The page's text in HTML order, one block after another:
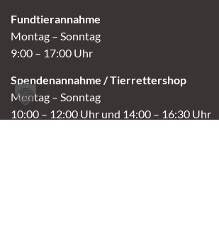
Fundtierannahme
Montag – Sonntag
9:00 – 17:00 Uhr
Spendenannahme / Tierrettershop
Montag – Sonntag
10:00 – 12:00 Uhr und 14:00 – 16:30 Uhr